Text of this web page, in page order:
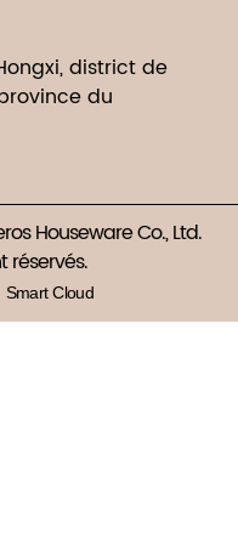
district de
du
Houseware Co., Ltd.
réservés.
Smart Cloud